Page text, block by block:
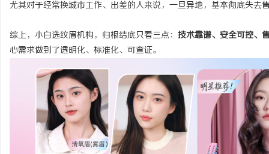
尤其对于经常换城市工作、出差的人来说，一旦异地，基本彻底失
综上，小白选纹眉机构，归根结底只看三点： 技术靠谱、安全可控、
心需求做到了透明化、标准化、可查证。